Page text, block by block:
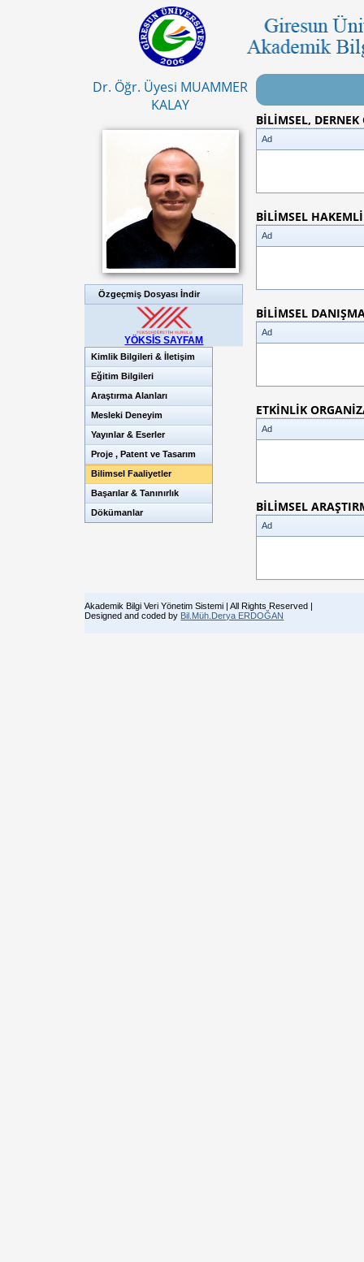
Dr. Öğr. Üyesi MUAMMER
KALAY
Özgeçmiş Dosyası İndir
YÖKSİS SAYFAM
Kimlik Bilgileri & İletişim
Eğitim Bilgileri
Araştırma Alanları
Mesleki Deneyim
Yayınlar & Eserler
Proje , Patent ve Tasarım
Bilimsel Faaliyetler
Başarılar & Tanınırlık
Dökümanlar
BİLİMSEL,
Ad
BİLİMSEL
Ad
BİLİMSEL
Ad
ETKİNLİK
Ad
BİLİMSEL
Ad
Akademik Bilgi Veri Yönetim Sistemi | All Rights Reserved |
Designed and coded by Bil.Müh.Derya ERDOĞAN